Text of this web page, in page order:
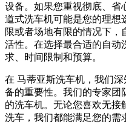
设备。如果您重视彻底、省
道式洗车机可能是您的理想
限或者场地有限的情况下，
活性。在选择最合适的自动
求、时间限制和预算。
在 马蒂亚斯洗车机，我们
备的重要性。我们的专家团
的洗车机。无论您喜欢无接
洗车，我们都能满足您的需